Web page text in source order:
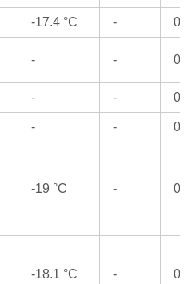
-17.4 °C - 0
- - 0
- - 0
- - 0
-19 °C - 0
-18.1 °C - 0